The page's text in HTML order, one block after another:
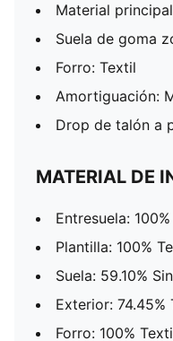
Material
Suela de goma
Forro: Textil
Amortiguación:
Drop de talón a
MATERIAL DE
Entresuela:
Plantilla: 100%
Suela: 59.10%
Exterior:
Forro: 100%